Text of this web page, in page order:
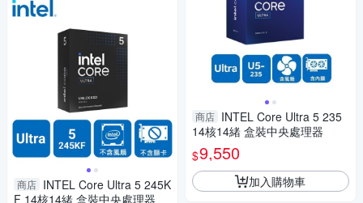
商店 INTEL Core Ultra 5 245K
F 14核14緒 盒裝中央處理器
商店 INTEL Core Ultra 5 235
14核14緒 盒裝中央處理器
$9,550
加入購物車